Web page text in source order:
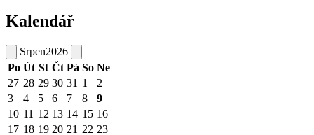
Kalendář
Srpen2026
Po Út St Čt Pá So Ne
27 28 29 30 31 1
2
3
4 5 6 7 8
9
10 11 12 13 14 15 16
17 18 19 20 21 22 23